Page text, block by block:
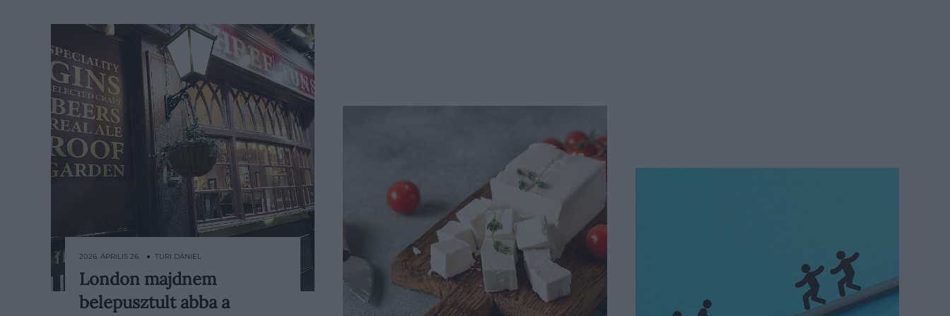
A 18. századi London egyik
legsúlyosabb válságát nem háború
2026. ÁPRILIS 26. ● TURI DÁNIEL
London majdnem
belepusztult abba a